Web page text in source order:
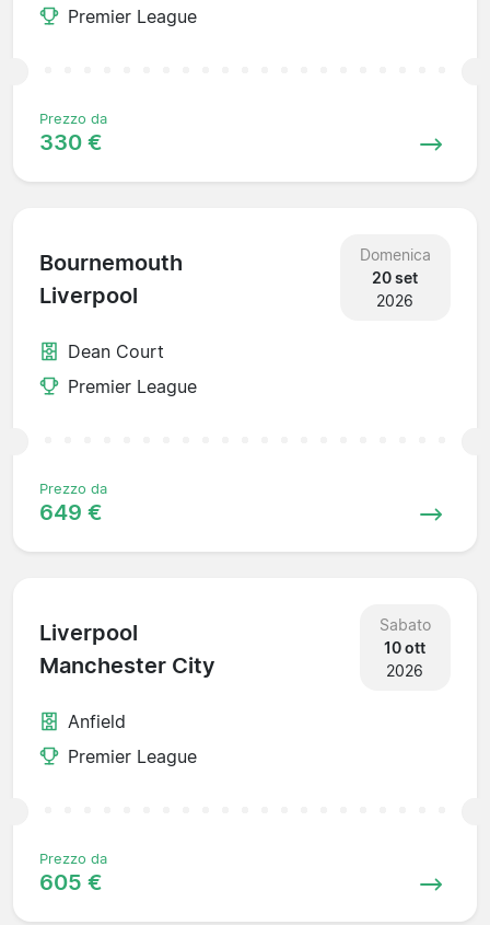
Premier League
Prezzo da
330 €
Bournemouth
Liverpool
Domenica
20 set
2026
Dean Court
Premier League
Prezzo da
649 €
Liverpool
Manchester City
Sabato
10 ott
2026
Anfield
Premier League
Prezzo da
605 €